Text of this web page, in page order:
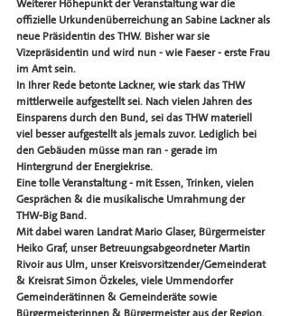
Weiterer Höhepunkt der Veranstaltung war die
offizielle Urkundenüberreichung an Sabine Lackner als
neue Präsidentin des THW. Bisher war sie
Vizepräsidentin und wird nun - wie Faeser - erste Frau
im Amt sein.
In Ihrer Rede betonte Lackner, wie stark das THW
mittlerweile aufgestellt sei. Nach vielen Jahren des
Einsparens durch den Bund, sei das THW materiell
viel besser aufgestellt als jemals zuvor. Lediglich bei
den Gebäuden müsse man ran - gerade im
Hintergrund der Energiekrise.
Eine tolle Veranstaltung - mit Essen, Trinken, vielen
Gesprächen & die musikalische Umrahmung der
THW-Big Band.
Mit dabei waren Landrat Mario Glaser, Bürgermeister
Heiko Graf, unser Betreuungsabgeordneter Martin
Rivoir aus Ulm, unser Kreisvorsitzender/Gemeinderat
& Kreisrat Simon Özkeles, viele Ummendorfer
Gemeinderätinnen & Gemeinderäte sowie